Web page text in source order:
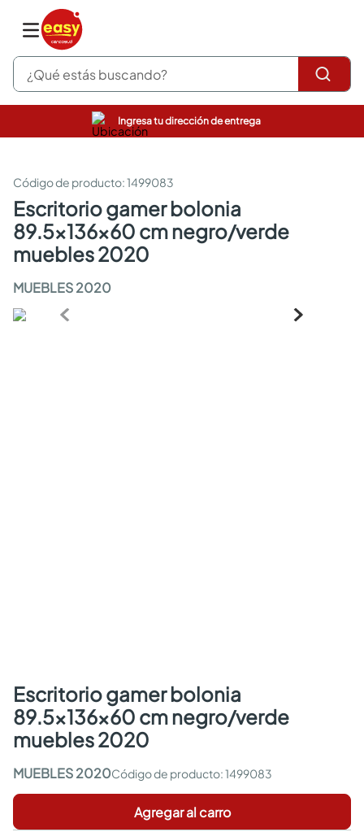
¿Qué estás buscando?
Ingresa tu dirección de entrega
:1499083
escritorio gamer bolonia
89.5x136x60 cm negro/verde
muebles 2020
MUEBLES 2020
escritorio gamer bolonia
89.5x136x60 cm negro/verde
muebles 2020
MUEBLES 2020 :1499083
Agregar al carro
pinturas
sanitarios
comedor
escritorio
pisos
armarios closet
comedores